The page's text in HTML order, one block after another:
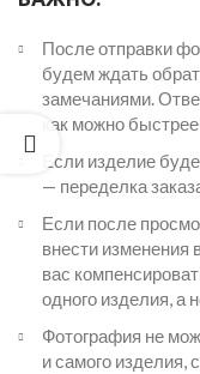
После отправки
будем ждать
замечаниями.
как можно
Если изделие
— переделка
Если после
внести изменения
вас
одного изделия, а
Фотография не
и самого изделия,